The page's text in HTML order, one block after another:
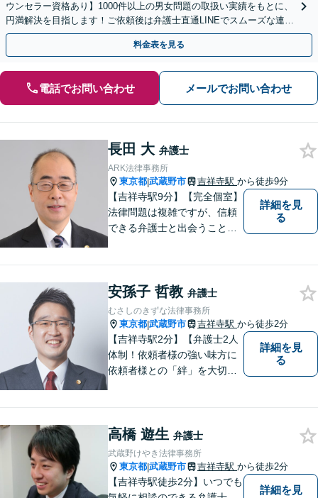
ウンセラー資格あり】1000件以上の男女問題の取扱い実績をもとに、
円満解決を目指します！ご依頼後は弁護士直通LINEでスムーズな連絡
も可能。セカンドオピニオンのご相談も承ります
料金表を見る
電話でお問い合わせ メールでお問い合わせ
長田 大 弁護士
ARK法律事務所
東京都|武蔵野市 吉祥寺駅 から徒歩9分
【吉祥寺駅9分】【完全個室】
法律問題は複雑ですが、信頼
できる弁護士と出会うことで
さい。一緒に最善の解決策を
見つけましょう。【迅速な対
応】
詳細を見
る
安孫子 哲教 弁護士
むさしのきずな法律事務所
東京都|武蔵野市 吉祥寺駅 から徒歩2分
【吉祥寺駅2分】【弁護士2人
体制！依頼者様の強い味方に
依頼者様との「絆」を大切
回収、企業法務、刑事事件、
インターネットなど
詳細を見
る
高橋 遊生 弁護士
武蔵野けやき法律事務所
東京都|武蔵野市 吉祥寺駅 から徒歩2分
【吉祥寺駅徒歩2分】いつでも
詳細を見